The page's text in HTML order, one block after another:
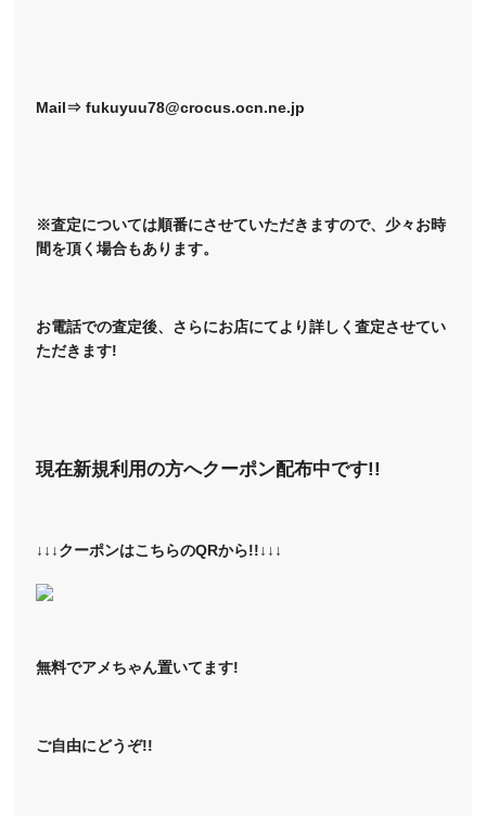
Mail⇒ fukuyuu78@crocus.ocn.ne.jp
※査定については順番にさせていただきますので、少々お時
間を頂く場合もあります。
お電話での査定後、さらにお店にてより詳しく査定させてい
ただきます!
現在新規利用の方へクーポン配布中です!!
↓↓↓クーポンはこちらのQRから!!↓↓↓
無料でアメちゃん置いてます!
ご自由にどうぞ!!